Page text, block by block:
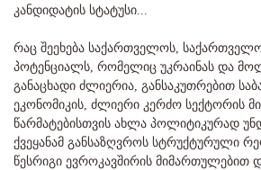
კანდიდატის სტატუსი...
რაც შეეხება საქართველოს, საქართველო
პოტენციალს, რომელიც უკრაინას და
განაცხადი ძლიერია, განსაკუთრებით
ეკონომიკის, ძლიერი კერძო სექტორის
წარმატებისთვის ახლა პოლიტიკურად
ქვეყანამ განსაზღვროს სტრუქტურული
წესრიგი ევროკავშირის მიმართულებით